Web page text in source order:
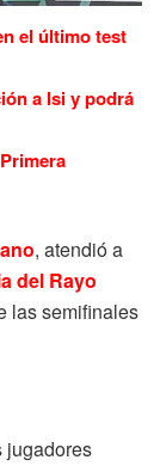
el último test
a Isi y podrá
, atendió a
del Rayo
las semifinales
jugadores